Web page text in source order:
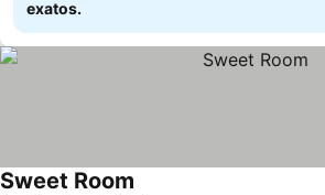
exatos.
Sweet Room